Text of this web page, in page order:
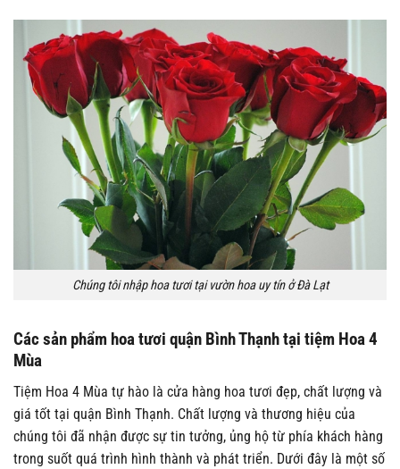
Chúng tôi nhập hoa tươi tại vườn hoa uy tín ở Đà Lạt
Các sản phẩm hoa tươi quận Bình Thạnh tại tiệm Hoa 4
Mùa
Tiệm Hoa 4 Mùa tự hào là cửa hàng hoa tươi đẹp, chất lượng và
giá tốt tại quận Bình Thạnh. Chất lượng và thương hiệu của
chúng tôi đã nhận được sự tin tưởng, ủng hộ từ phía khách hàng
trong suốt quá trình hình thành và phát triển. Dưới đây là một số